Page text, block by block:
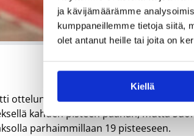
ja kävijämäärämme
kumppaneillemme tietoja siitä,
olet antanut heille tai joita on
Kiellä
ottelun hallintaansa heti avausjaksolla,
kahden pisteen päähän, mutta
parhaimmillaan 19 pisteeseen.